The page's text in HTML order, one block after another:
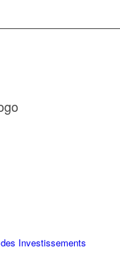
Investissements